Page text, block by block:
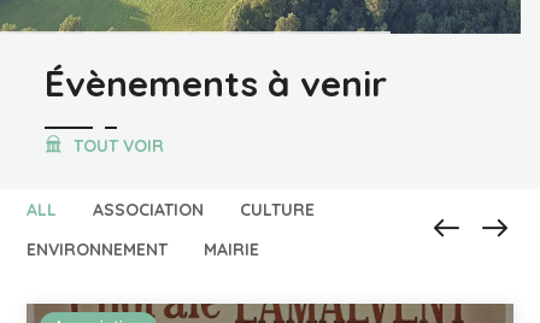
Évènements à venir
TOUT VOIR
ALL ASSOCIATION
CULTURE
ENVIRONNEMENT
MAIRIE